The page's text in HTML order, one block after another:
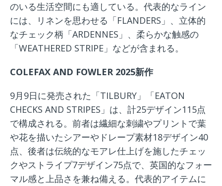
のいる生活空間にも適している。代表的なライン
には、リネンを思わせる「FLANDERS」、立体的
なチェック柄「ARDENNES」、柔らかな触感の
「WEATHERED STRIPE」などが含まれる。
COLEFAX AND FOWLER 2025新作
9月9日に発売された「TILBURY」「EATON
CHECKS AND STRIPES」は、計25デザイン115点
で構成される。前者は繊細な刺繍やプリントで葉
や花を描いたシアーやドレープ素材18デザイン40
点、後者は伝統的なモアレ仕上げを施したチェッ
クやストライプ7デザイン75点で、英国的なフォー
マル感と上品さを兼ね備える。代表的アイテムに